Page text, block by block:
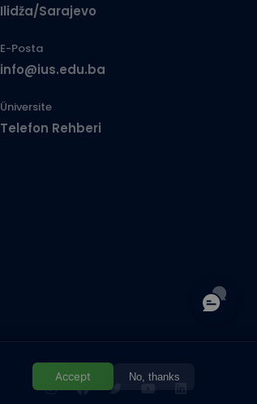
Ilidža/Sarajevo
E-Posta
info@ius.edu.ba
Üniversite
Telefon Rehberi
Accept No, thanks